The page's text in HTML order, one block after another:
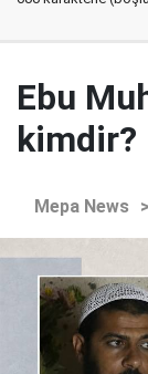
Ebu
kimdir?
Mepa News >